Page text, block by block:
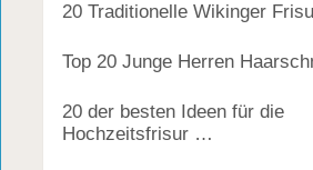
20 Traditionelle Wikinger
Top 20 Junge Herren
20 der besten Ideen für die
Hochzeitsfrisur …